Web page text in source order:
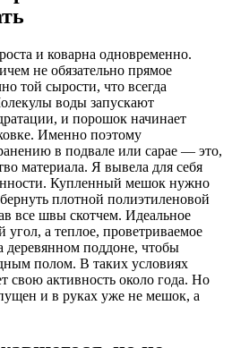
и коварна одновременно.
не обязательно прямое
той сырости, что всегда
воды запускают
и порошок начинает
Именно поэтому
в подвале или сарае — это,
материала. Я вывела для себя
Купленный мешок нужно
плотной полиэтиленовой
все швы скотчем. Идеальное
а теплое, проветриваемое
деревянном поддоне, чтобы
полом. В таких условиях
свою активность около года. Но
и в руках уже не мешок, а